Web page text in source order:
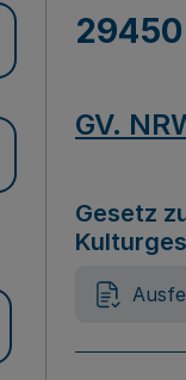
GV.
Gesetz